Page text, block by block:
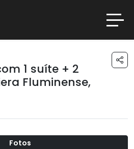
1 suíte + 2
Fluminense,
Fotos